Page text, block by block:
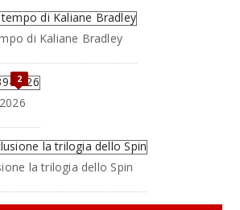
di Kaliane Bradley
2
la trilogia dello Spin